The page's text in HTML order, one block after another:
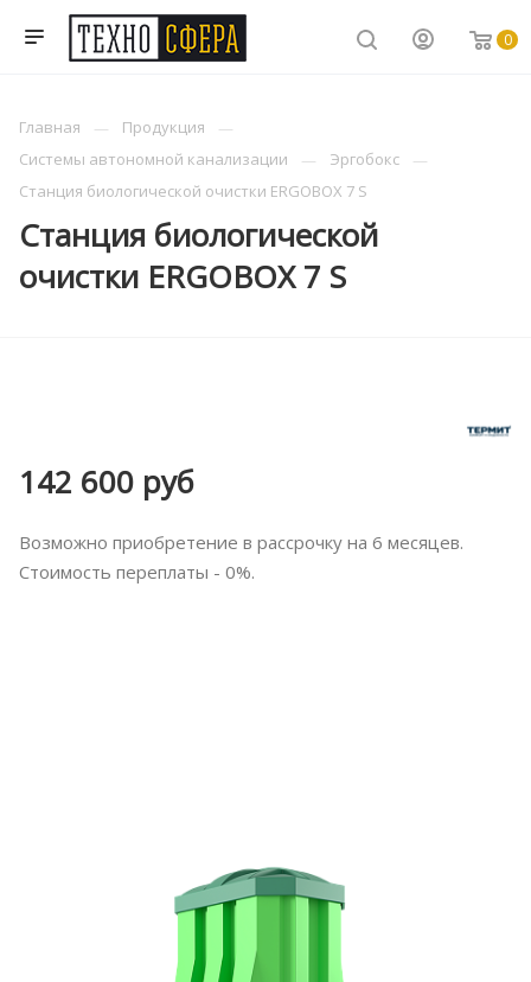
0
Главная
Продукция
Системы автономной канализации
Эргобокс
Станция биологической очистки ERGOBOX 7 S
Станция биологической
очистки ERGOBOX 7 S
142 600 руб
Возможно приобретение в рассрочку на 6 месяцев.
Стоимость переплаты - 0%.